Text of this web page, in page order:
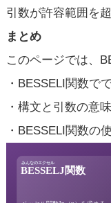
引数が許容範囲を
まとめ
このページでは、
・BESSELI関数で
・構文と引数の意味
・BESSELI関数の